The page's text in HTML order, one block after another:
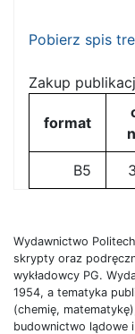
Pobierz spis
Zakup
format
B5
Wydawnictwo
skrypty oraz
wykładowcy PG.
1954, a tematyka
(chemię,
budownictwo lądowe